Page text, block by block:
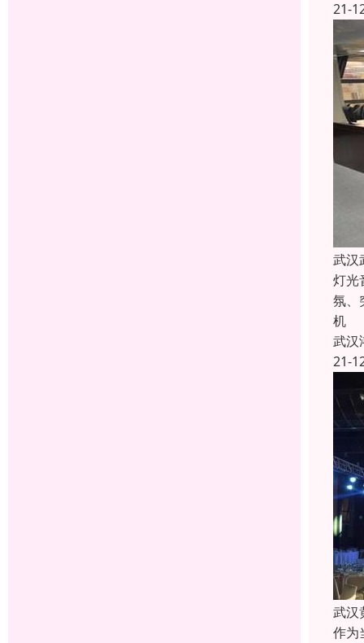
21-
武汉
灯光
氛、
机
武汉
21-
武汉
作为